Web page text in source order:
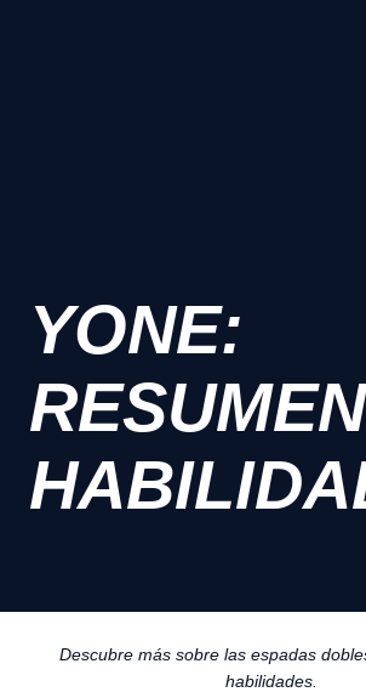
YONE:
Descubre más sobre las espadas
habilidades.